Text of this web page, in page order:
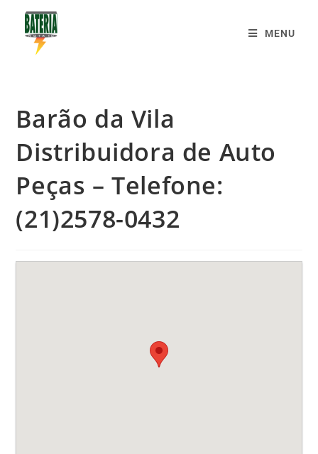
MENU
Barão da Vila
Distribuidora de Auto
Peças – Telefone:
(21)2578-0432